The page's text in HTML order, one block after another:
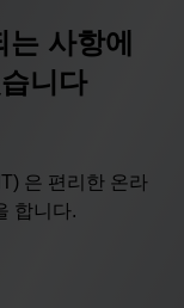
사항에
니다
은 편리한 온라
합니다.